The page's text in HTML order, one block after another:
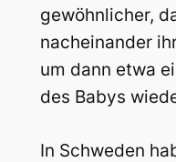
gewöhnlicher,
nacheinander
um dann etwa
des Babys
In Schweden